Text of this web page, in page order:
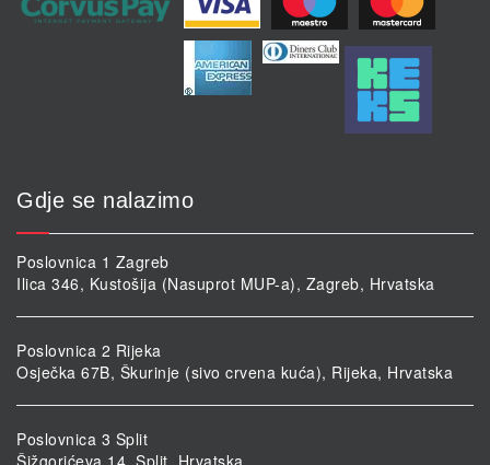
Gdje se nalazimo
Poslovnica 1 Zagreb
Ilica 346, Kustošija (Nasuprot MUP-a), Zagreb, Hrvatska
Poslovnica 2 Rijeka
Osječka 67B, Škurinje (sivo crvena kuća), Rijeka, Hrvatska
Poslovnica 3 Split
Šižgorićeva 14, Split, Hrvatska